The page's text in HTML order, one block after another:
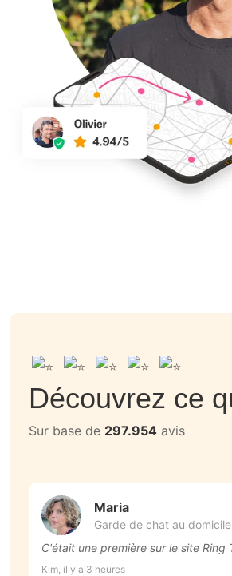
Découvrez ce
Sur base de 297.954 avis
Maria
Garde de chat au
C'était une première sur le site
Kim, il y a 3 heures